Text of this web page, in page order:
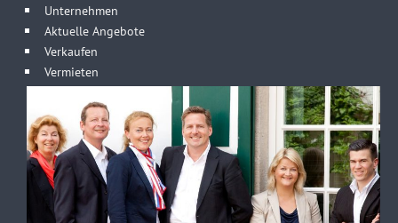
Unternehmen
Aktuelle Angebote
Verkaufen
Vermieten